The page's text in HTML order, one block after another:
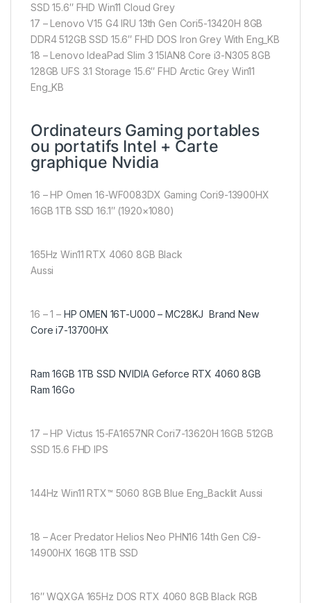
SSD 15.6″ FHD Win11 Cloud Grey
17 – Lenovo V15 G4 IRU 13th Gen Cori5-13420H 8GB
DDR4 512GB SSD 15.6″ FHD DOS Iron Grey With Eng_KB
18 – Lenovo IdeaPad Slim 3 15IAN8 Core i3-N305 8GB
128GB UFS 3.1 Storage 15.6″ FHD Arctic Grey Win11
Eng_KB
Ordinateurs Gaming portables
ou portatifs Intel + Carte
graphique Nvidia
16 – HP Omen 16-WF0083DX Gaming Cori9-13900HX
16GB 1TB SSD 16.1″ (1920×1080)
165Hz Win11 RTX 4060 8GB Black
Aussi
16 – 1 – HP OMEN 16T-U000 – MC28KJ Brand New
Core i7-13700HX
Ram 16GB 1TB SSD NVIDIA Geforce RTX 4060 8GB
Ram 16Go
17 – HP Victus 15-FA1657NR Cori7-13620H 16GB 512GB
SSD 15.6 FHD IPS
144Hz Win11 RTX™ 5060 8GB Blue Eng_Backlit Aussi
18 – Acer Predator Helios Neo PHN16 14th Gen Ci9-
14900HX 16GB 1TB SSD
16″ WQXGA 165Hz DOS RTX 4060 8GB Black RGB